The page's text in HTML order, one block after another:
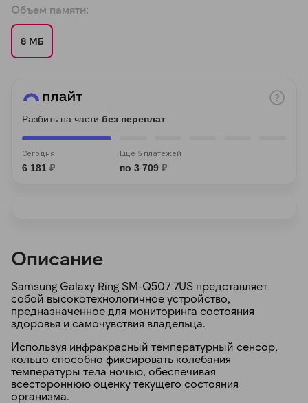
Объем памяти:
8 МБ
Разбить на части без переплат
Сегодня
6 181 ₽
Ещё 5 платежей
по 3 709 ₽
Описание
Samsung Galaxy Ring SM-Q507 7US представляет
собой высокотехнологичное устройство,
предназначенное для мониторинга состояния
здоровья и самочувствия владельца.
Используя инфракрасный температурный сенсор,
кольцо способно фиксировать колебания
температуры тела ночью, обеспечивая
всестороннюю оценку текущего состояния
организма.